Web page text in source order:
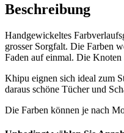
Beschreibung
Handgewickeltes
grosser Sorgfalt. Die Farben
Faden auf einmal. Die
Khipu eignen sich ideal zum
daraus schöne Tücher und
Die Farben können je nach